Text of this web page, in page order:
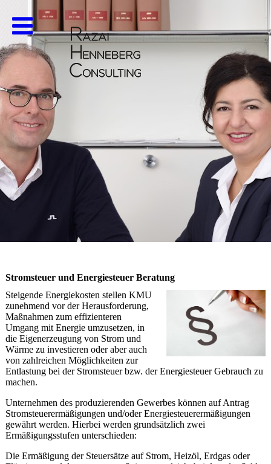
Stromsteuer und Energiesteuer Beratung
Steigende Energiekosten stellen KMU
zunehmend vor der Herausforderung,
Maßnahmen zum effizienteren
Umgang mit Energie umzusetzen, in
die Eigenerzeugung von Strom und
Wärme zu investieren oder aber auch
von zahlreichen Möglichkeiten zur
Entlastung bei der Stromsteuer bzw. der Energiesteuer Gebrauch zu
machen.
Unternehmen des produzierenden Gewerbes können auf Antrag
Stromsteuerermäßigungen und/oder Energiesteuerermäßigungen
gewährt werden. Hierbei werden grundsätzlich zwei
Ermäßigungsstufen unterschieden:
Die Ermäßigung der Steuersätze auf Strom, Heizöl, Erdgas oder